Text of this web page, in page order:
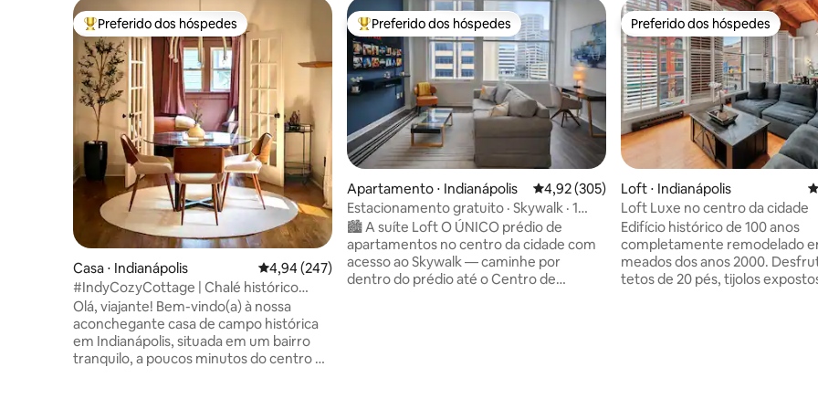
Entre os melhores preferidos dos hóspedes
Preferido dos hóspedes
Casa ⋅ Indianápolis 4,94 de uma avaliação média de 5, 247 avaliações
4,94 (247)
#IndyCozyCottage | Chalé histórico
perto do centro da cidade
Olá, viajante! Bem-vindo(a) à nossa
aconchegante casa de campo histórica
em Indianápolis, situada em um bairro
tranquilo, a poucos minutos do centro da
Entre os melhores preferidos dos hóspedes
Preferido dos hóspedes
Apartamento ⋅ Indianápolis 4,92 de uma avaliação média de 5, 305
4,92 (305)
Estacionamento gratuito · Skywalk · 1
quarto a uma curta caminhada do centro
🏙️ A suíte Loft O ÚNICO prédio de
apartamentos no centro da cidade com
acesso ao Skywalk — caminhe por
dentro do prédio até o Centro de
Preferido dos hóspedes
Preferido dos hóspedes
Loft ⋅ Indianápolis
Loft Luxe no centro da cidade
Edifício histórico de 100 anos
completamente remodelado
meados dos anos 2000.
tetos de 20 pés, tijolos